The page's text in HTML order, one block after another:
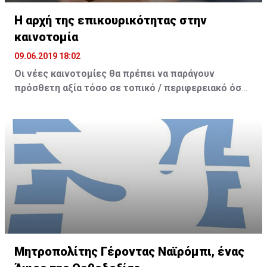
συνήθως, προς το ελληνικό πολιτικό σύστημα.
Η αρχή της επικουρικότητας στην
καινοτομία
09.06.2019 18:02
Οι νέες καινοτομίες θα πρέπει να παράγουν
πρόσθετη αξία τόσο σε τοπικό / περιφερειακό όσο
να αξιοποιήσουν στον μέγιστο δυνατό βαθμό τα
διάφορα ευρωπαϊκά προγράμματα όπως είναι ο
Ορίζοντας Ευρώπη, η Ψηφιακή Ευρώπη, τα ταμεία
της πολιτικής συνοχής κ.ά.
Το παρόν άρθρο αποτελεί μια σύνοψη της
συνεισφοράς μου στο πλαίσιο της πρωτοβουλίας της
Ευρωπαϊκής Επιτροπής των Περιφερειών «Διάλογος
με τους πολίτες για το μέλλον της Ευρώπης». Η
εισήγησή μου αφορά στη δημιουργία ενός νέου Σχεδίου
Μητροπολίτης Γέροντας Ναϊρόμπι, ένας